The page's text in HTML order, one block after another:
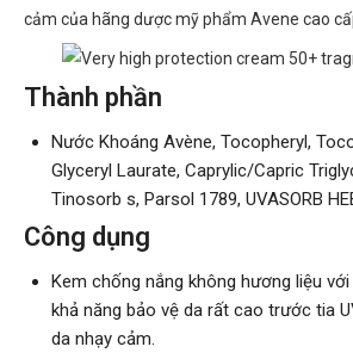
cảm của hãng dược mỹ phẩm Avene cao
Thành phần
Nước Khoáng Avène, Tocopheryl,
Glyceryl Laurate, Caprylic/Capric
Tinosorb s, Parsol 1789, UVASORB
Công dụng
Kem chống nắng không hương liệu
khả năng bảo vệ da rất cao trước tia
da nhạy cảm.